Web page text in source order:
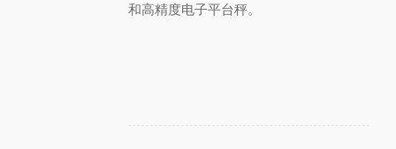
和高精度电子平台秤。